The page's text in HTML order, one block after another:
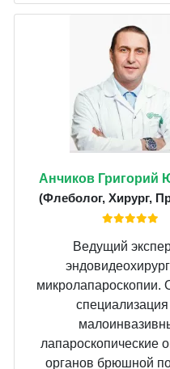
Анчиков Григорий
(Флеболог, Хирург,
Ведущий
микролапароскопии.
лапароскопические
органов брюшной